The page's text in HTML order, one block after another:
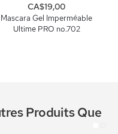
Mascara Gel Imperméable
Ultime PRO no.702
CA$19,00
Produits Que